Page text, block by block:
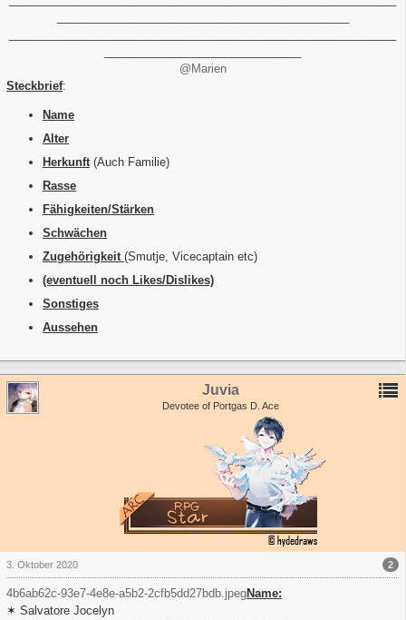
@Marien
Steckbrief:
Name
Alter
Herkunft (Auch Familie)
Rasse
Fähigkeiten/Stärken
Schwächen
Zugehörigkeit (Smutje, Vicecaptain etc)
(eventuell noch Likes/Dislikes)
Sonstiges
Aussehen
Juvia
Devotee of Portgas D. Ace
2
3. Oktober 2020
4b6ab62c-93e7-4e8e-a5b2-2cfb5dd27bdb.jpegName:
✶ Salvatore Jocelyn